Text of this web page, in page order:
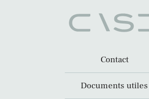
Contact
Documents utiles